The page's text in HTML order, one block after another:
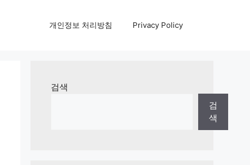
개인정보 처리방침 Privacy Policy
검색
검
색